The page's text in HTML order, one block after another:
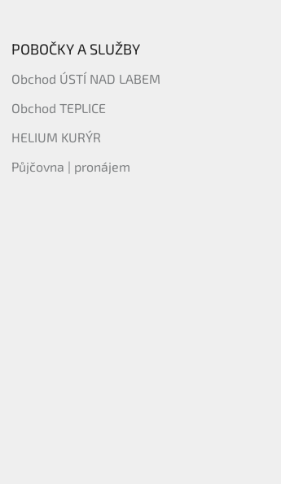
POBOČKY A SLUŽBY
Obchod ÚSTÍ NAD LABEM
Obchod TEPLICE
HELIUM KURÝR
Půjčovna | pronájem